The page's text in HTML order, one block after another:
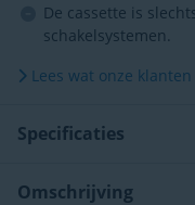
De cassette is
schakelsystemen.
Lees wat onze
Specificaties
Omschrijving